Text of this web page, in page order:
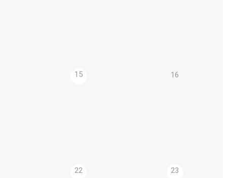
15 16
22 23